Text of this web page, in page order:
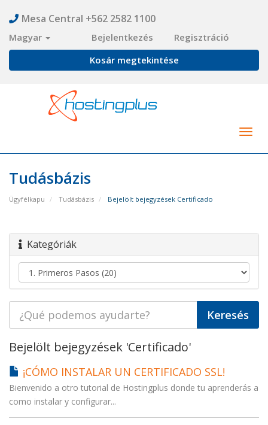
Mesa Central +562 2582 1100
Magyar Bejelentkezés
Regisztráció
Kosár megtekintése
Tudásbázis
Ügyfélkapu Tudásbázis Bejelölt bejegyzések Certificado
Kategóriák
Bejelölt bejegyzések 'Certificado'
¡CÓMO INSTALAR UN CERTIFICADO SSL!
Bienvenido a otro tutorial de Hostingplus donde tu aprenderás a
como instalar y configurar...